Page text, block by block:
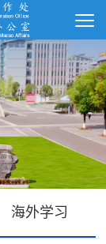
海外学习